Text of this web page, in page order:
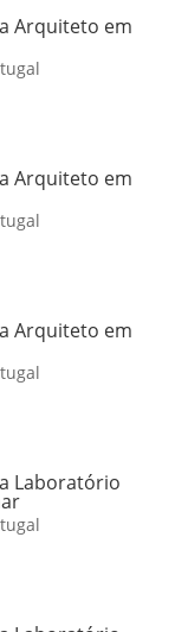
Arquiteto em
Arquiteto em
Arquiteto em
Laboratório